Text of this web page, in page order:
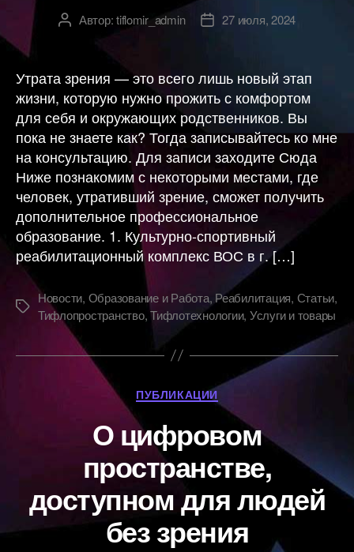
АвторАвтор:tiflomir_admin
Дата27 июля, 2024
Утрата зрения — это всего лишь новый этап
жизни, которую нужно прожить с комфортом
для себя и окружающих родственников. Вы
пока не знаете как? Тогда записывайтесь ко мне
на консультацию. Для записи заходите Сюда
Ниже познакомим с некоторыми местами, где
человек, утративший зрение, сможет получить
дополнительное профессиональное
образование. 1. Культурно-спортивный
реабилитационный комплекс ВОС в г. […]
Метки
Новости, Образование и Работа, Реабилитация, Статьи,
Тифлопространство,Тифлотехнологии, Услуги и товары
Рубрики
ПУБЛИКАЦИИ
О цифровом
пространстве,
доступном для людей
без зрения